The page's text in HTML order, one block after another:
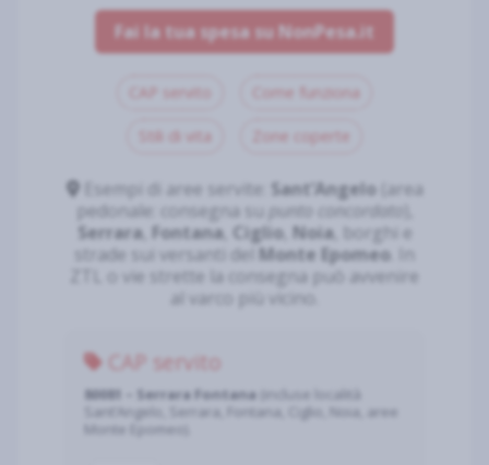
Fai la tua spesa su NonPesa.it
CAP servito Come funziona
Stili di vita Zone coperte
Esempi di aree servite: Sant’Angelo (area
pedonale: consegna su
punto concordato
Serrara, Fontana, Ciglio, Noia, borghi e
strade sui versanti del Monte Epomeo
ZTL o vie strette la consegna può avvenire
al varco più vicino.
CAP servito
80081 – Serrara Fontana (incluse località
Sant’Angelo, Serrara, Fontana, Ciglio, Noia, aree
Monte Epomeo).